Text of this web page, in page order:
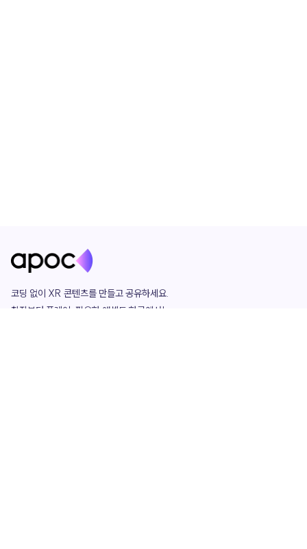
코딩 없이 XR 콘텐츠를 만들고 공유하세요.
창작부터 플레이, 필요한 애셋도 한곳에서!